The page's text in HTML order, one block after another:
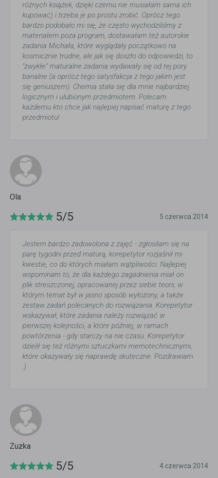
różnych książek, dzięki czemu nie musiałam sama ich
kupować) i trzeba je po prostu zrobić. Oprócz tego
bardzo podobało mi się, że często wychodziliśmy z
materiałem poza program, dostawałam też autorskie
zadania Michała, które wyglądały początkowo na
kosmicznie trudne, ale jak się doszło do odpowiedzi, to
"zwykłe" maturalne zadania wydawały się od tej pory
banalne (a oprócz tego satysfakcja z tego jakim jest
się geniuszem). Chemia stała się dla mnie najbardziej
logicznym i ulubionym przedmiotem. Polecam
każdemu kto chce jak najlepiej napisać maturę z tego
przedmiotu!
Ola
5/5 5 czerwca 2014
Jestem bardzo zadowolona z zajęć - zgłosiłam się na
parę tygodni przed maturą, korepetytor rozjaśnił mi
kwestie, co do których miałam wątpliwości. Najlepiej
wspominam to, że dla każdego zagadnienia miał on
plik streszczonej, opracowanej przez siebie teorii, w
którym temat był w jasno sposób wyłożony, a także
zestaw zadań polecanych do rozwiązania. Korepetytor
wskazywał, które zadania należy rozwiązać w
pierwszej kolejności, a które później, w ramach
powtórzenia - gdy starczy na nie czasu. Korepetytor
dzielił się też różnymi sztuczkami memotechnicznymi,
które okazywały się naprawdę skuteczne. Pozdrawiam
:)
Zuzka
5/5 4 czerwca 2014